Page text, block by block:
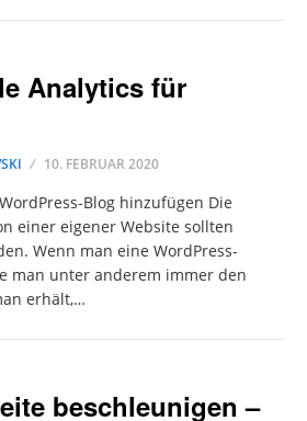
Analytics für
10. FEBRUAR 2020
Blog hinzufügen Die
einer eigener Website sollten
Wenn man eine WordPress-
man unter anderem immer den
erhält,…
beschleunigen –